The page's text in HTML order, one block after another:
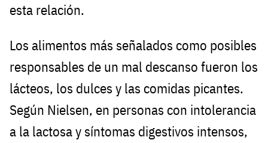
esta relación.
Los alimentos más señalados como posibles
responsables de un mal descanso fueron los
lácteos, los dulces y las comidas picantes.
Según Nielsen, en personas con intolerancia
a la lactosa y síntomas digestivos intensos,